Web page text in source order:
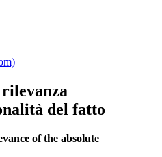
del fatto
of the absolute